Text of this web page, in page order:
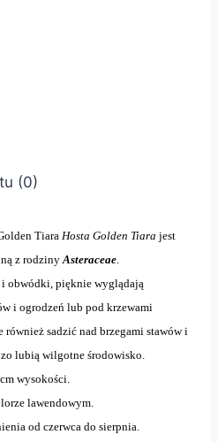
(0)
Tiara Hosta Golden Tiara jest
z rodziny Asteraceae
i obwódki, pięknie wyglądają
i ogrodzeń lub pod krzewami
sadzić nad brzegami stawów i
lubią wilgotne środowisko.
wysokości.
lawendowym.
od czerwca do sierpnia.